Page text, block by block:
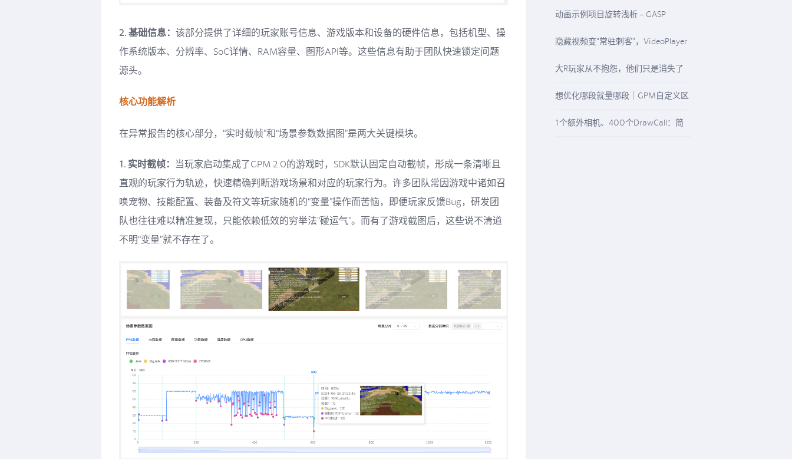
2. 基础信息： 该部分提供了详细的玩家账号信息、游戏版本和设备的硬件信息，包括机型、操
作系统版本、分辨率、SoC详情、RAM容量、图形API等。这些信息有助于团队快速锁定问题
源头。
核心功能解析
在异常报告的核心部分，“实时截帧”和“场景参数数据图”是两大关键模块。
1. 实时截帧： 当玩家启动集成了GPM 2.0的游戏时，SDK默认固定自动截帧，形成一条清晰且
直观的玩家行为轨迹，快速精确判断游戏场景和对应的玩家行为。许多团队常因游戏中诸如召
唤宠物、技能配置、装备及符文等玩家随机的“变量”操作而苦恼，即便玩家反馈Bug，研发团
队也往往难以精准复现，只能依赖低效的穷举法“碰运气”。而有了游戏截图后，这些说不清道
不明“变量”就不存在了。
动画示例项目旋转浅析 - GASP
Rotation
隐藏视频变“常驻刺客”，VideoPlayer
与“N/A”纹理该怎么查
大R玩家从不抱怨，他们只是消失了
想优化哪段就量哪段｜GPM自定义区
间精准观测任意游戏流程
1个额外相机、400个DrawCall：简